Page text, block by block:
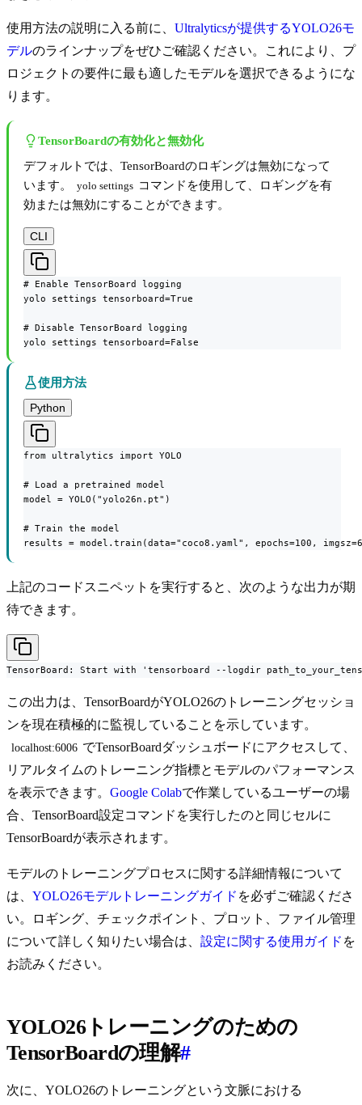
使用方法の説明に入る前に、 Ultralyticsが提供するYOLO26モ
デルのラインナップをぜひご確認ください。これにより、プ
ロジェクトの要件に最も適したモデルを選択できるようにな
ります。
TensorBoardの有効化と無効化
デフォルトでは、TensorBoardのロギングは無効になって
います。
yolo settings コマンドを使用して、ロギングを有
効または無効にすることができます。
CLI
# Enable TensorBoard logging
yolo settings tensorboard=True
# Disable TensorBoard logging
yolo settings tensorboard=False
使用方法
Python
from ultralytics import YOLO
# Load a pretrained model
model = YOLO("yolo26n.pt")
# Train the model
results = model.train(data="coco8.yaml", epochs=100,
上記のコードスニペットを実行すると、次のような出力が期
待できます。
TensorBoard: Start with 'tensorboard --logdir
この出力は、TensorBoardがYOLO26のトレーニングセッショ
ンを現在積極的に監視していることを示しています。
localhost:6006 でTensorBoardダッシュボードにアクセスして、
リアルタイムのトレーニング指標とモデルのパフォーマンス
を表示できます。 Google Colabで作業しているユーザーの場
合、TensorBoard設定コマンドを実行したのと同じセルに
TensorBoardが表示されます。
モデルのトレーニングプロセスに関する詳細情報について
は、 YOLO26モデルトレーニングガイド を必ずご確認くださ
い。ロギング、チェックポイント、プロット、ファイル管理
について詳しく知りたい場合は、 設定に関する使用ガイド を
お読みください。
YOLO26トレーニングのための
TensorBoardの理解#
次に、YOLO26のトレーニングという文脈における